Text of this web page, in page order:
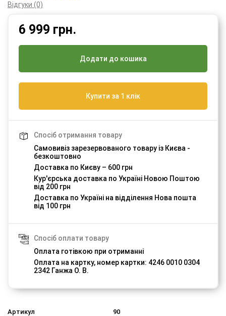
6 999 грн.
Додати до кошика
Купити за 1 клік
Спосіб отримання товару
Самовивіз зарезервованого товару із Києва -
безкоштовно
Доставка по Києву – 600 грн
Кур'єрська доставка по Україні Новою Поштою
від 200 грн
Доставка по Україні на відділення Нова пошта
від 100 грн
Спосіб оплати товару
Оплата готівкою при отриманні
Оплата на картку, номер картки: 4246 0010 0304
2342 Ганжа О. В.
Відгуки (0)
Артикул
90